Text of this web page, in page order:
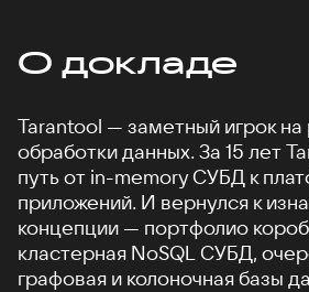
О докладе
Tarantool — заметный игрок на
обработки данных. За 15 лет
путь от in-memory СУБД к
приложений. И вернулся к
концепции — портфолио
кластерная NoSQL СУБД,
графовая и колоночная базы